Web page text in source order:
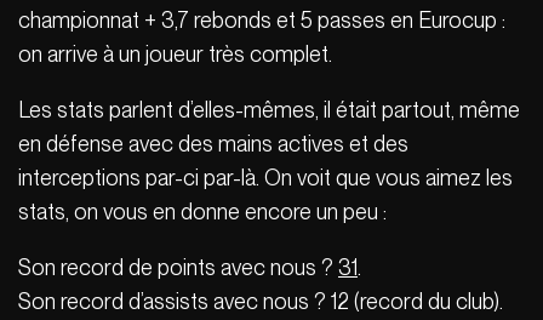
championnat + 3,7 rebonds et 5 passes en Eurocup :
on arrive à un joueur très complet.
Les stats parlent d’elles-mêmes, il était partout, même
en défense avec des mains actives et des
interceptions par-ci par-là. On voit que vous aimez les
stats, on vous en donne encore un peu :
Son record de points avec nous ? 31
Son record d’assists avec nous ? 12 (record du club).